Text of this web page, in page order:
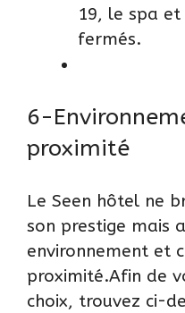
19, le spa
fermés.
6-
proximité
Le Seen hôtel ne
son prestige mais
environnement et
proximité.Afin de
choix, trouvez ci-